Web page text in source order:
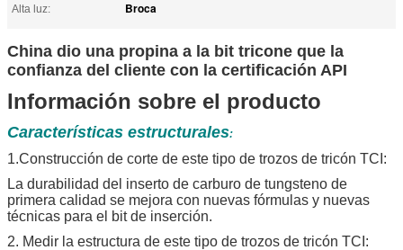
Alta luz: Broca
China dio una propina a la bit tricone que la
confianza del cliente con la certificación API
Información sobre el producto
Características estructurales:
1.Construcción de corte de este tipo de trozos de tricón TCI:
La durabilidad del inserto de carburo de tungsteno de
primera calidad se mejora con nuevas fórmulas y nuevas
técnicas para el bit de inserción.
2. Medir la estructura de este tipo de trozos de tricón TCI: